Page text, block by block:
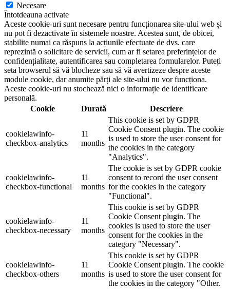
Necesare
Întotdeauna activate
Aceste cookie-uri sunt necesare pentru funcționarea site-ului web și
nu pot fi dezactivate în sistemele noastre. Acestea sunt, de obicei,
stabilite numai ca răspuns la acțiunile efectuate de dvs. care
reprezintă o solicitare de servicii, cum ar fi setarea preferințelor de
confidențialitate, autentificarea sau completarea formularelor. Puteți
seta browserul să vă blocheze sau să vă avertizeze despre aceste
module cookie, dar anumite părți ale site-ului nu vor funcționa.
Aceste cookie-uri nu stochează nici o informație de identificare
personală.
Cookie
Durată Descriere
cookielawinfo-
checkbox-analytics
11
months
This cookie is set by GDPR
Cookie Consent plugin. The cookie
is used to store the user consent for
the cookies in the category
"Analytics".
cookielawinfo-
checkbox-functional
11
months
The cookie is set by GDPR cookie
consent to record the user consent
for the cookies in the category
"Functional".
cookielawinfo-
checkbox-necessary
11
months
This cookie is set by GDPR
Cookie Consent plugin. The
cookies is used to store the user
consent for the cookies in the
category "Necessary".
cookielawinfo-
checkbox-others
11
months
This cookie is set by GDPR
Cookie Consent plugin. The cookie
is used to store the user consent for
the cookies in the category "Other.